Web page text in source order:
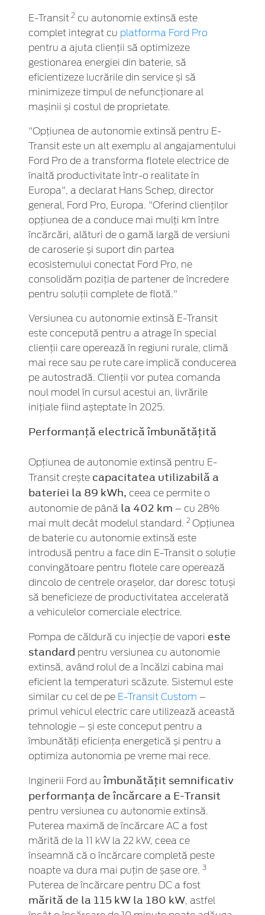
E-Transit 2 cu autonomie extinsă este
complet integrat cu platforma Ford Pro
pentru a ajuta clienții să optimizeze
gestionarea energiei din baterie, să
eficientizeze lucrările din service și să
minimizeze timpul de nefuncționare al
mașinii și costul de proprietate.
"Opțiunea de autonomie extinsă pentru E-
Transit este un alt exemplu al angajamentului
Ford Pro de a transforma flotele electrice de
înaltă productivitate într-o realitate în
Europa", a declarat Hans Schep, director
general, Ford Pro, Europa. "Oferind clienților
opțiunea de a conduce mai mulți km între
încărcări, alături de o gamă largă de versiuni
de caroserie și suport din partea
ecosistemului conectat Ford Pro, ne
consolidăm poziția de partener de încredere
pentru soluții complete de flotă."
Versiunea cu autonomie extinsă E-Transit
este concepută pentru a atrage în special
clienții care operează în regiuni rurale, climă
mai rece sau pe rute care implică conducerea
pe autostradă. Clienții vor putea comanda
noul model în cursul acestui an, livrările
inițiale fiind așteptate în 2025.
Performanță electrică îmbunătățită
Opțiunea de autonomie extinsă pentru E-
Transit crește capacitatea utilizabilă a
bateriei la 89 kWh, ceea ce permite o
autonomie de până la 402 km – cu 28%
mai mult decât modelul standard. 2 Opțiunea
de baterie cu autonomie extinsă este
introdusă pentru a face din E-Transit o soluție
convingătoare pentru flotele care operează
dincolo de centrele orașelor, dar doresc totuși
să beneficieze de productivitatea accelerată
a vehiculelor comerciale electrice.
Pompa de căldură cu injecție de vapori este
standard pentru versiunea cu autonomie
extinsă, având rolul de a încălzi cabina mai
eficient la temperaturi scăzute. Sistemul este
similar cu cel de pe E-Transit Custom –
primul vehicul electric care utilizează această
tehnologie – și este conceput pentru a
îmbunătăți eficiența energetică și pentru a
optimiza autonomia pe vreme mai rece.
Inginerii Ford au îmbunătățit semnificativ
performanța de încărcare a E-Transit
pentru versiunea cu autonomie extinsă.
Puterea maximă de încărcare AC a fost
mărită de la 11 kW la 22 kW, ceea ce
înseamnă că o încărcare completă peste
noapte va dura mai puțin de șase ore. 3
Puterea de încărcare pentru DC a fost
mărită de la 115 kW la 180 kW, astfel